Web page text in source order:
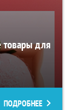
товары для
ПОДРОБНЕЕ